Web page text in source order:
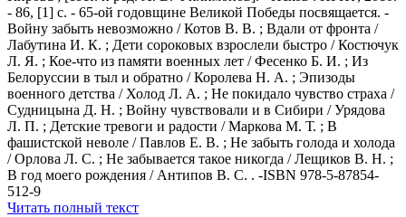
- 86, [1] с. - 65-ой годовщине Великой Победы посвящается. -
Войну забыть невозможно / Котов В. В. ; Вдали от фронта /
Лабутина И. К. ; Дети сороковых взрослели быстро / Костючук
Л. Я. ; Кое-что из памяти военных лет / Фесенко Б. И. ; Из
Белоруссии в тыл и обратно / Королева Н. А. ; Эпизоды
военного детства / Холод Л. А. ; Не покидало чувство страха /
Судницына Д. Н. ; Войну чувствовали и в Сибири / Урядова
Л. П. ; Детские тревоги и радости / Маркова М. Т. ; В
фашистской неволе / Павлов Е. В. ; Не забыть голода и холода
/ Орлова Л. С. ; Не забывается такое никогда / Лещиков В. Н. ;
В год моего рождения / Антипов В. С. . -ISBN 978-5-87854-
512-9
Читать полный текст